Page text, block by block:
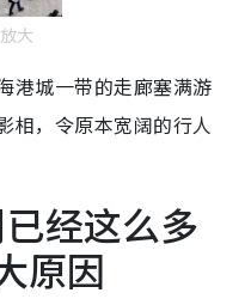
大
港城一带的走廊塞满游
相，令原本宽阔的行人
经这么多
原因